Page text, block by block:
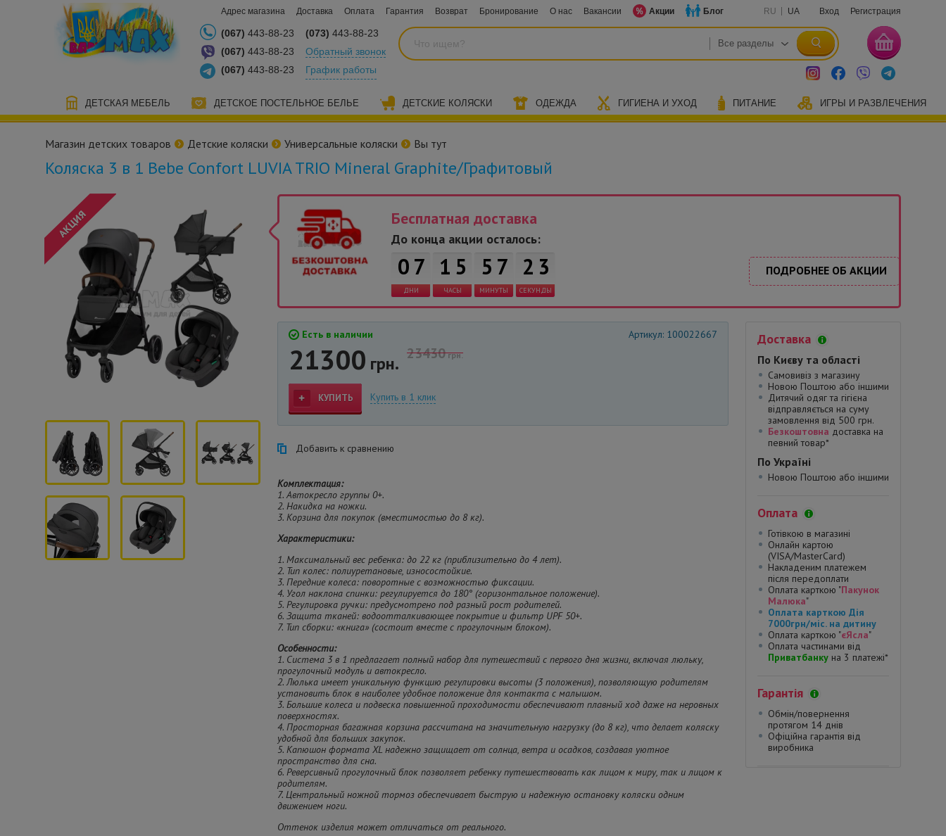
Адрес магазина Доставка Оплата Гарантия Возврат Бронирование О нас Вакансии Акции Блог RU UA Вход Регистрация
(067) 443-88-23
(067) 443-88-23
(067) 443-88-23
(073) 443-88-23
Обратный звонок
График работы
ДЕТСКАЯ МЕБЕЛЬ ДЕТСКОЕ ПОСТЕЛЬНОЕ БЕЛЬЕ ДЕТСКИЕ КОЛЯСКИ ОДЕЖДА ГИГИЕНА И УХОД ПИТАНИЕ ИГРЫ И РАЗВЛЕЧЕНИЯ
Магазин детских товаров Детские коляски Универсальные коляски Вы тут
Коляска 3 в 1 Bebe Confort LUVIA TRIO Mineral Graphite/Графитовый
Бесплатная доставка
До конца акции осталось:
0 7
ДНИ
1 5
ЧАСЫ
5 7
МИНУТЫ
2 2
СЕКУНДЫ
ПОДРОБНЕЕ ОБ АКЦИИ
Есть в наличии Артикул: 100022667
23430грн.
21300 грн.
КУПИТЬ Купить в 1 клик
Добавить к сравнению
Комплектация:
1. Автокресло группы 0+.
2. Накидка на ножки.
3. Корзина для покупок (вместимостью до 8 кг).
Характеристики:
1. Максимальный вес ребенка: до 22 кг (приблизительно до 4 лет).
2. Тип колес: полиуретановые, износостойкие.
3. Передние колеса: поворотные с возможностью фиксации.
4. Угол наклона спинки: регулируется до 180° (горизонтальное положение).
5. Регулировка ручки: предусмотрено под разный рост родителей.
6. Защита тканей: водоотталкивающее покрытие и фильтр UPF 50+.
7. Тип сборки: «книга» (состоит вместе с прогулочным блоком).
Особенности:
1. Система 3 в 1 предлагает полный набор для путешествий с первого дня жизни, включая люльку,
прогулочный модуль и автокресло.
2. Люлька имеет уникальную функцию регулировки высоты (3 положения), позволяющую родителям
установить блок в наиболее удобное положение для контакта с малышом.
3. Большие колеса и подвеска повышенной проходимости обеспечивают плавный ход даже на неровных
поверхностях.
4. Просторная багажная корзина рассчитана на значительную нагрузку (до 8 кг), что делает коляску
удобной для больших закупок.
5. Капюшон формата XL надежно защищает от солнца, ветра и осадков, создавая уютное
пространство для сна.
6. Реверсивный прогулочный блок позволяет ребенку путешествовать как лицом к миру, так и лицом к
родителям.
7. Центральный ножной тормоз обеспечивает быструю и надежную остановку коляски одним
движением ноги.
Оттенок изделия может отличаться от реального.
Доставка
По Києву та області
Самовивіз з магазину
Новою Поштою або іншими
Дитячий одяг та гігієна
відправляється на суму
замовлення від 500 грн.
Безкоштовна доставка на
певний товар*
По Україні
Новою Поштою або іншими
Оплата
Готівкою в магазині
Онлайн картою
(VISA/MasterCard)
Накладеним платежем
після передоплати
Оплата карткою "Пакунок
Малюка"
Оплата карткою Дія
7000грн/міс. на дитину
Оплата карткою "єЯсла"
Оплата частинами від
Приватбанку на 3 платежі*
Гарантія
Обмін/повернення
протягом 14 днів
Офіційна гарантія від
виробника